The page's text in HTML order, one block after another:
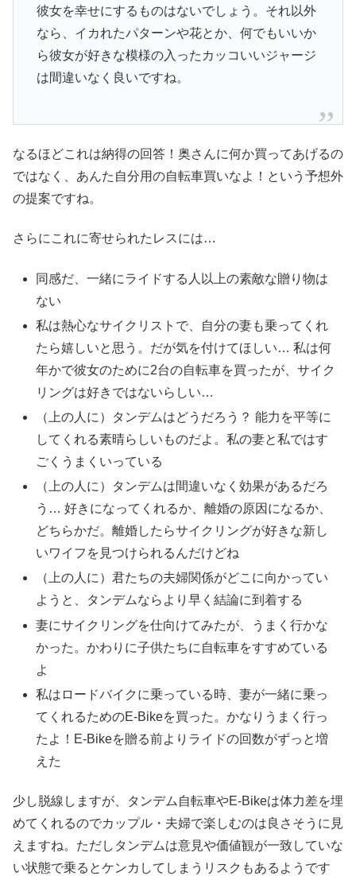
彼女を幸せにするものはないでしょう。それ以外
なら、イカれたパターンや花とか、何でもいいか
ら彼女が好きな模様の入ったカッコいいジャージ
は間違いなく良いですね。
なるほどこれは納得の回答！奥さんに何か買ってあげるの
ではなく、あんた自分用の自転車買いなよ！という予想外
の提案ですね。
さらにこれに寄せられたレスには…
同感だ、一緒にライドする人以上の素敵な贈り物は
ない
私は熱心なサイクリストで、自分の妻も乗ってくれ
たら嬉しいと思う。だが気を付けてほしい… 私は何
年かで彼女のために2台の自転車を買ったが、サイク
リングは好きではないらしい…
（上の人に）タンデムはどうだろう？ 能力を平等に
してくれる素晴らしいものだよ。私の妻と私ではす
ごくうまくいっている
（上の人に）タンデムは間違いなく効果があるだろ
う… 好きになってくれるか、離婚の原因になるか、
どちらかだ。離婚したらサイクリングが好きな新し
いワイフを見つけられるんだけどね
（上の人に）君たちの夫婦関係がどこに向かってい
ようと、タンデムならより早く結論に到着する
妻にサイクリングを仕向けてみたが、うまく行かな
かった。かわりに子供たちに自転車をすすめている
よ
私はロードバイクに乗っている時、妻が一緒に乗っ
てくれるためのE-Bikeを買った。かなりうまく行っ
たよ！E-Bikeを贈る前よりライドの回数がずっと増
えた
少し脱線しますが、タンデム自転車やE-Bikeは体力差を埋
めてくれるのでカップル・夫婦で楽しむのは良さそうに見
えますね。ただしタンデムは意見や価値観が一致していな
い状態で乗るとケンカしてしまうリスクもあるようです